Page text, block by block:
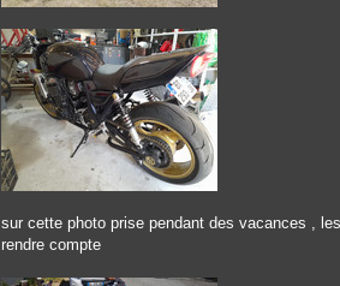
sur cette photo prise pendant des vacances ,
rendre compte